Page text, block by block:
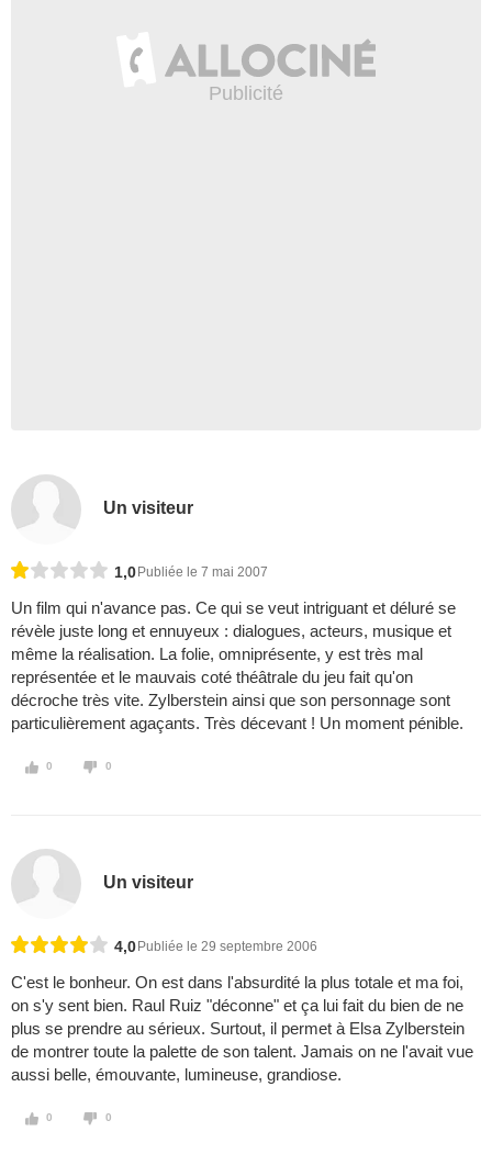
Un visiteur
1,0 Publiée le 7 mai 2007
Un film qui n'avance pas. Ce qui se veut intriguant et déluré se
révèle juste long et ennuyeux : dialogues, acteurs, musique et
même la réalisation. La folie, omniprésente, y est très mal
représentée et le mauvais coté théâtrale du jeu fait qu'on
décroche très vite. Zylberstein ainsi que son personnage sont
particulièrement agaçants. Très décevant ! Un moment pénible.
0 0
Un visiteur
4,0 Publiée le 29 septembre 2006
C'est le bonheur. On est dans l'absurdité la plus totale et ma foi,
on s'y sent bien. Raul Ruiz "déconne" et ça lui fait du bien de ne
plus se prendre au sérieux. Surtout, il permet à Elsa Zylberstein
de montrer toute la palette de son talent. Jamais on ne l'avait vue
aussi belle, émouvante, lumineuse, grandiose.
0 0